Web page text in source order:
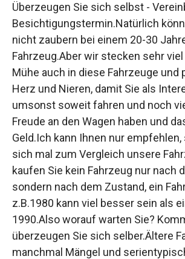
Überzeugen Sie sich selbst -
Besichtigungstermin.Natürlich
nicht zaubern bei einem 20-30
Fahrzeug.Aber wir stecken sehr
Mühe auch in diese Fahrzeuge und
Herz und Nieren, damit Sie als
umsonst soweit fahren und noch
Freude an den Wagen haben und
Geld.Ich kann Ihnen nur empfehlen,
sich mal zum Vergleich unsere
kaufen Sie kein Fahrzeug nur nach
sondern nach dem Zustand, ein
z.B.1980 kann viel besser sein als
1990.Also worauf warten Sie?
überzeugen Sie sich selber.Ältere
manchmal Mängel und